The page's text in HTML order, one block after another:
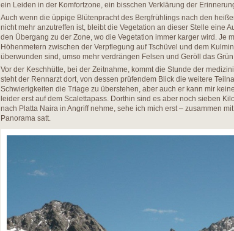
ein Leiden in der Komfortzone, ein bisschen Verklärung der
Auch wenn die üppige Blütenpracht des Bergfrühlings nach den
nicht mehr anzutreffen ist, bleibt die Vegetation an dieser Stelle eine
den Übergang zu der Zone, wo die Vegetation immer karger wird. Je
Höhenmetern zwischen der Verpflegung auf Tschüvel und dem
überwunden sind, umso mehr verdrängen Felsen und Geröll das
Vor der Keschhütte, bei der Zeitnahme, kommt die Stunde der
steht der Rennarzt dort, von dessen prüfendem Blick die weitere
Schwierigkeiten die Triage zu überstehen, aber auch er kann mir
leider erst auf dem Scalettapass. Dorthin sind es aber noch sieben
nach Platta Naira in Angriff nehme, sehe ich mich erst – zusammen
Panorama satt.